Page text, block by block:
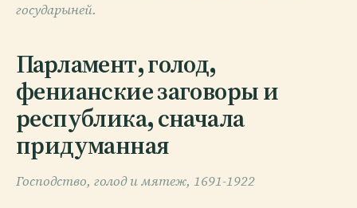
государыней.
Парламент, голод,
фенианские заговоры и
республика, сначала
придуманная
Господство, голод и мятеж, 1691-1922